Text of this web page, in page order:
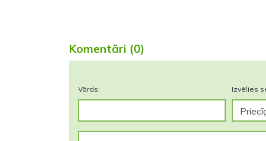
Komentāri (0)
Vārds: Izvēlies